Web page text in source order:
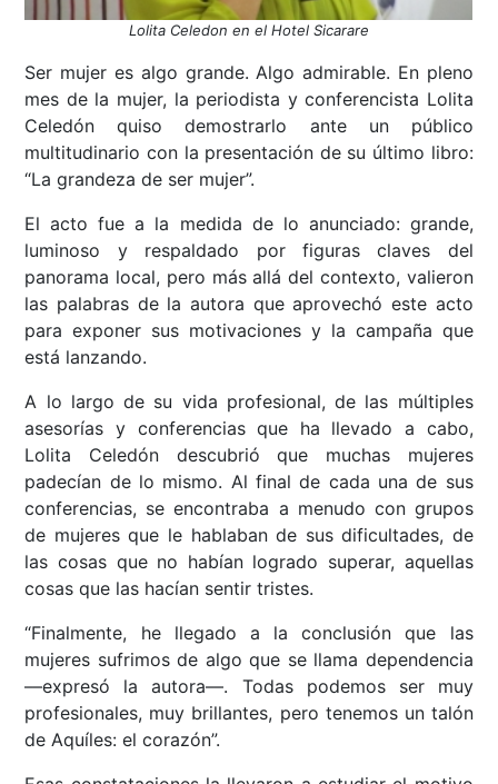
Lolita Celedon en el Hotel Sicarare
Ser mujer es algo grande. Algo admirable. En pleno
mes de la mujer, la periodista y conferencista Lolita
Celedón quiso demostrarlo ante un público
multitudinario con la presentación de su último libro:
“La grandeza de ser mujer”.
El acto fue a la medida de lo anunciado: grande,
luminoso y respaldado por figuras claves del
panorama local, pero más allá del contexto, valieron
las palabras de la autora que aprovechó este acto
para exponer sus motivaciones y la campaña que
está lanzando.
A lo largo de su vida profesional, de las múltiples
asesorías y conferencias que ha llevado a cabo,
Lolita Celedón descubrió que muchas mujeres
padecían de lo mismo. Al final de cada una de sus
conferencias, se encontraba a menudo con grupos
de mujeres que le hablaban de sus dificultades, de
las cosas que no habían logrado superar, aquellas
cosas que las hacían sentir tristes.
“Finalmente, he llegado a la conclusión que las
mujeres sufrimos de algo que se llama dependencia
––expresó la autora––. Todas podemos ser muy
profesionales, muy brillantes, pero tenemos un talón
de Aquíles: el corazón”.